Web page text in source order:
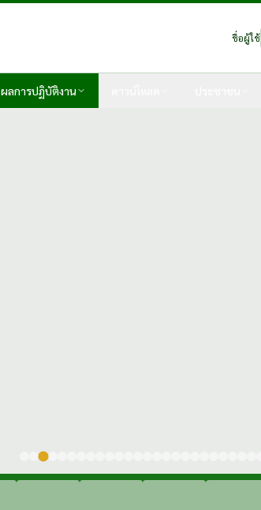
ชื่อผู้ใช้
ผลการปฏิบัติงาน